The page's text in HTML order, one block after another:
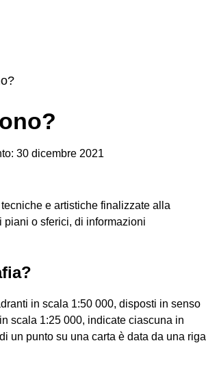
30 dicembre 2021
e artistiche finalizzate alla
piani o sferici, di informazioni
in scala 1:50 000, disposti in senso
scala 1:25 000, indicate ciascuna in
un punto su una carta è data da una riga